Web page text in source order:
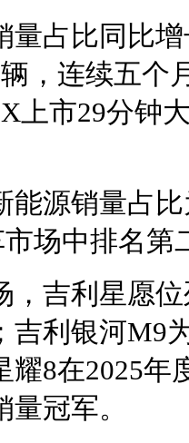
量占比同比
，连续五个
上市29分钟
能源销量占
场中排名第
，吉利星愿
吉利银河M9
耀8在2025年
冠军。